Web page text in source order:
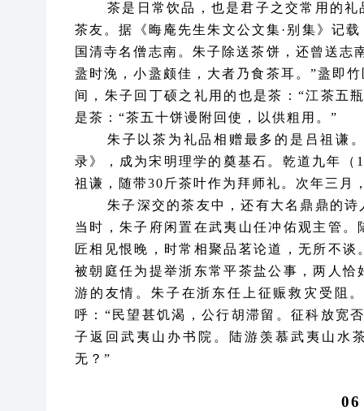
茶是日常饮品，也是君子之交常用的
茶友。据《晦庵先生朱文公文集·别集》记
国清寺名僧志南。朱子除送茶饼，还曾送志
盝时浼，小盝颇佳，大者乃食茶耳。”盝即
间，朱子回丁硕之礼用的也是茶：“江茶五
是茶：“茶五十饼谩附回使，以供粗用。”
朱子以茶为礼品相赠最多的是吕祖谦
录》，成为宋明理学的奠基石。乾道九年（
祖谦，随带30斤茶叶作为拜师礼。次年三月
朱子深交的茶友中，还有大名鼎鼎的
当时，朱子府闲置在武夷山任冲佑观主管
匠相见恨晚，时常相聚品茗论道，无所不
被朝庭任为提举浙东常平茶盐公事，两人
游的友情。朱子在浙东任上征赈救灾受阻
呼： “民望甚饥渴，公行胡滞留。征科放宽
子返回武夷山办书院。陆游羡慕武夷山水
无？”
06